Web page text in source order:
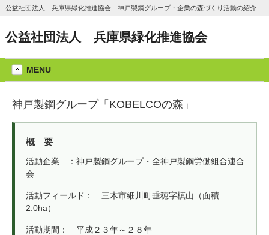
公益社団法人 兵庫県緑化推進協会 神戸製鋼グループ・企業の森づくり活動の紹介
公益社団法人 兵庫県緑化推進協会
MENU
神戸製鋼グループ「KOBELCOの森」
概 要
活動企業 ：神戸製鋼グループ・全神戸製鋼労働組合連合
会
活動フィールド： 三木市細川町垂穂字槙山（面積
2.0ha）
活動期間： 平成２３年～２８年